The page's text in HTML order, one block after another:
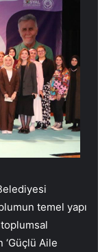
temel yapı
‘Güçlü Aile